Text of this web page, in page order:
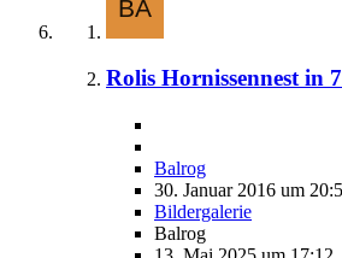
Rolis Hornissennest in
Balrog
30. Januar 2016 um
Bildergalerie
Balrog